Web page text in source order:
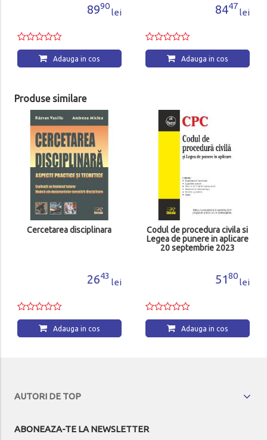
8990
lei
Adauga in cos
8447
lei
Adauga in cos
Produse similare
Cercetarea disciplinara
2643
lei
Adauga in cos
Codul de procedura civila si
Legea de punere in aplicare
20 septembrie 2023
5180
lei
Adauga in cos
AUTORI DE TOP
ABONEAZA-TE LA NEWSLETTER